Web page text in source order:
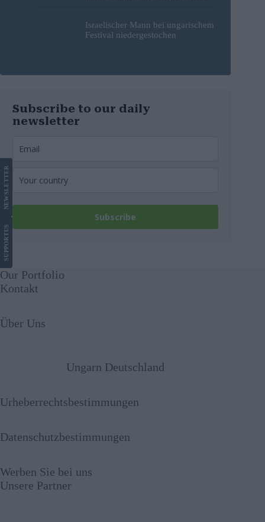
Israelischer Mann bei ungarischem
Festival niedergestochen
Subscribe to our daily
newsletter
Subscribe
SUPPORT
US
NEWS
LETTER
Our Portfolio
Kontakt
Über Uns
Ungarn Deutschland
Urheberrechtsbestimmungen
Datenschutzbestimmungen
Werben Sie bei uns
Unsere Partner